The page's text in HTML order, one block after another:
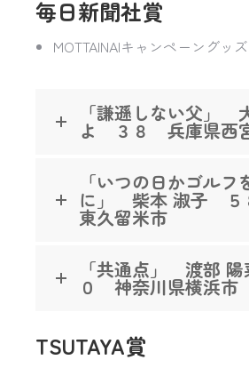
毎日新聞社賞
MOTTAINAIキャンペーングッズ
「謙遜しない父」
よ ３８ 兵庫県西
「いつの日かゴルフ
に」 柴本 淑子
東久留米市
「共通点」 渡部
０ 神奈川県横浜市
TSUTAYA賞